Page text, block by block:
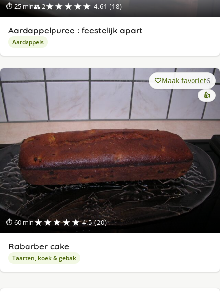
⏱ 25 min👥 2★★★★★ 4.61 (18)
Aardappelpuree : feestelijk apart
Aardappels
⏱ 60 min★★★★★ 4.5 (20)
Maak favoriet6
👍
Rabarber cake
Taarten, koek & gebak